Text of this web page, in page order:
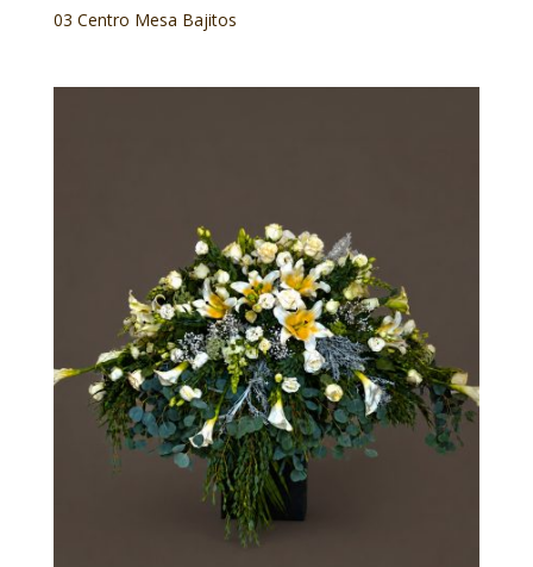
03 Centro Mesa Bajitos